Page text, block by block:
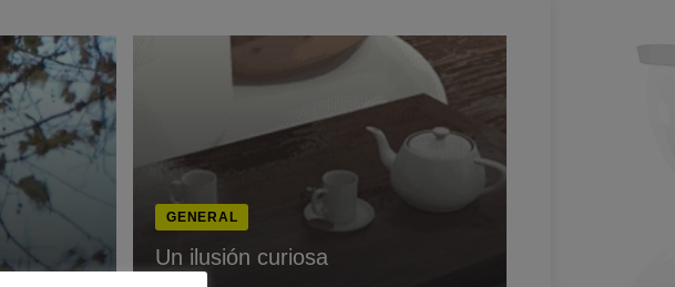
GENERAL
Un ilusión curiosa